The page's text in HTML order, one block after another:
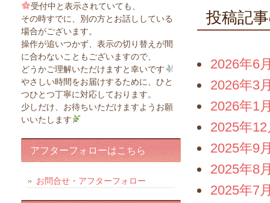
投稿記
2026年6
2026年3
2026年1
2025年12
2025年9
2025年8
2025年7
受付中と表示されていても、
その時すでに、別の方とお話ししている
場合がございます。
操作が追いつかず、表示の切り替えが間
に合わないこともございますので、
どうかご理解いただけますと幸いです
やさしい時間をお届けするために、ひと
つひとつ丁寧に対応しております。
少しだけ、お待ちいただけますようお願
いいたします
アフターフォローはこちら
お問合せ・アフターフォロー